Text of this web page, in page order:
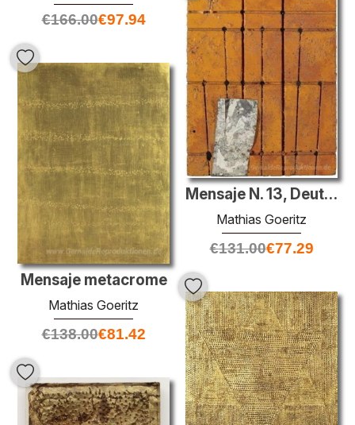
€166.00€97.94
Mensaje N. 13, Deut. XXVII: 17
Mathias Goeritz
€131.00€77.29
Mensaje metacrome
Mathias Goeritz
€138.00€81.42